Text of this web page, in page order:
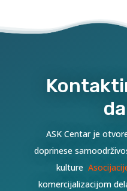
ASK Centar je
doprinese
kulture
komercijalizacijom